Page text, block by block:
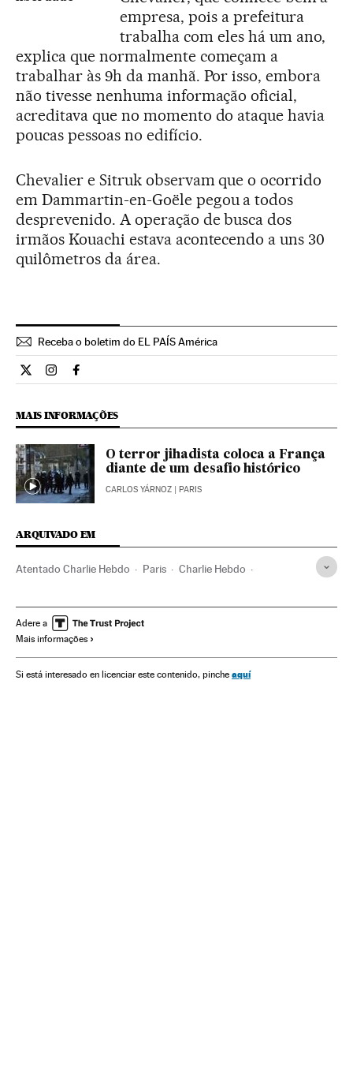
empresa, pois a prefeitura
trabalha com eles há um ano,
explica que normalmente começam a
trabalhar às 9h da manhã. Por isso, embora
não tivesse nenhuma informação oficial,
acreditava que no momento do ataque havia
poucas pessoas no edifício.
Chevalier e Sitruk observam que o ocorrido
em Dammartin-en-Goële pegou a todos
desprevenido. A operação de busca dos
irmãos Kouachi estava acontecendo a uns 30
quilômetros da área.
Receba o boletim do EL PAÍS América
Internacional El País Brasil en Twitter
Internacional El País Brasil en Instagram
Internacional El País Brasil en Facebook
MAIS INFORMAÇÕES
O terror jihadista coloca a França
diante de um desafio histórico
CARLOS YÁRNOZ | PARIS
ARQUIVADO EM
Atentado Charlie Hebdo Paris Charlie Hebdo
França Incidentes Humor gráfico
Atentados terroristas
Terrorismo Europa Acontecimentos
Adere a
Mais informações
Si está interesado en licenciar este contenido, pinche aquí